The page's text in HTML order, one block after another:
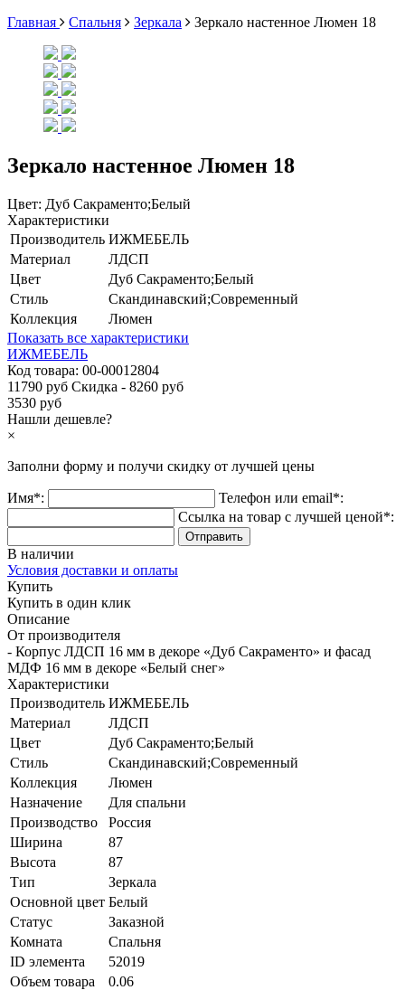
Главная
Спальня Зеркала Зеркало настенное Люмен 18
Зеркало настенное Люмен 18
Цвет: Дуб Сакраменто;Белый
Характеристики
Производитель ИЖМЕБЕЛЬ
Материал
ЛДСП
Цвет
Дуб Сакраменто;Белый
Стиль
Скандинавский;Современный
Коллекция
Люмен
Показать все характеристики
ИЖМЕБЕЛЬ
Код товара: 00-00012804
11790 руб Скидка - 8260 руб
3530 руб
Нашли дешевле?
×
Заполни форму и получи скидку от лучшей цены
Имя*:
Телефон или email*:
Ссылка на товар с лучшей ценой*:
В наличии
Условия доставки и оплаты
Купить
Купить в один клик
Описание
От производителя
- Корпус ЛДСП 16 мм в декоре «Дуб Сакраменто» и фасад
МДФ 16 мм в декоре «Белый снег»
Характеристики
Производитель ИЖМЕБЕЛЬ
Материал
ЛДСП
Цвет
Дуб Сакраменто;Белый
Стиль
Скандинавский;Современный
Коллекция
Люмен
Назначение
Для спальни
Производство
Россия
Ширина
87
Высота
87
Тип
Зеркала
Основной цвет Белый
Статус
Заказной
Комната
Спальня
ID элемента
52019
Объем товара
0.06